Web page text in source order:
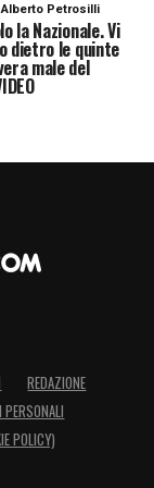
NEWS
Alberto Petrosilli
la Nazionale. Vi
dietro le quinte
male del
REDAZIONE
POLICY)